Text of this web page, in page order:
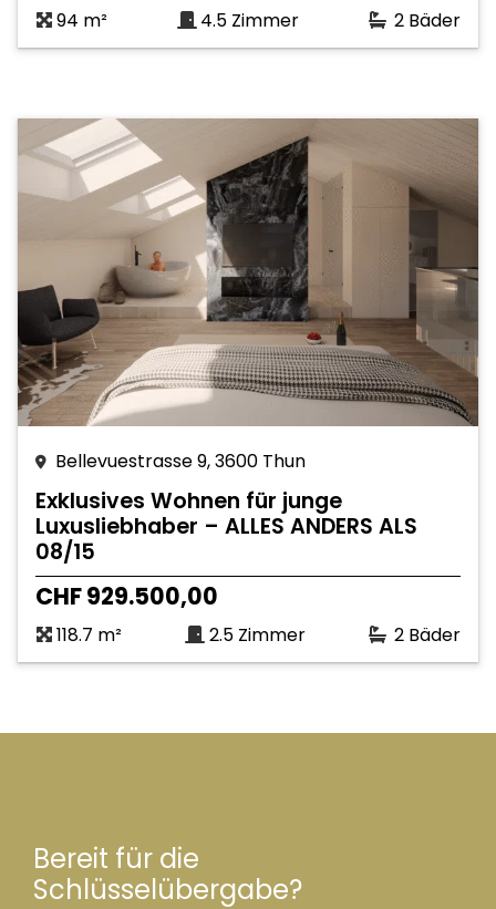
94 m² 4.5 Zimmer 2 Bäder
Bellevuestrasse 9, 3600 Thun
Exklusives Wohnen für junge
Luxusliebhaber – ALLES ANDERS ALS
08/15
CHF 929.500,00
118.7 m² 2.5 Zimmer 2 Bäder
Bereit für die
Schlüsselübergabe?